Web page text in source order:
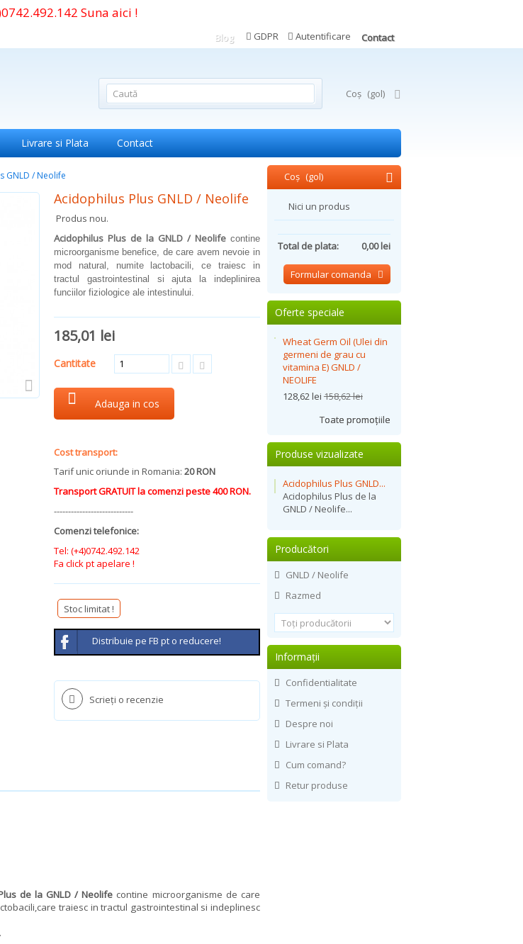
Suna aici !
Contact
Autentificare
GDPR
Blog
Coş (gol)
Livrare si Plata Contact
GNLD / Neolife
Acidophilus Plus GNLD / Neolife
Produs nou.
Acidophilus Plus de la GNLD / Neolife contine
microorganisme benefice, de care avem nevoie in
mod natural, numite lactobacili, ce traiesc in
tractul gastrointestinal si ajuta la indeplinirea
funciilor fiziologice ale intestinului.
185,01 lei
Cantitate
Adauga in cos
Cost transport:
Tarif unic oriunde in Romania: 20 RON
Transport GRATUIT la comenzi peste 400 RON.
----------------------------
Comenzi telefonice:
Tel: (+4)0742.492.142
Fa click pt apelare !
Stoc limitat !
Distribuie pe FB pt o reducere!
Scrieţi o recenzie
de la GNLD / Neolife contine microorganisme de care
traiesc in tractul gastrointestinal si indeplinesc
Coş (gol)
Nici un produs
0,00 lei
Total de plata:
Formular comanda
Oferte speciale
Wheat Germ Oil (Ulei din
germeni de grau cu
vitamina E) GNLD /
NEOLIFE
128,62 lei 158,62 lei
Toate promoțiile
Produse vizualizate
Acidophilus Plus GNLD...
Acidophilus Plus de la
GNLD / Neolife...
Producători
GNLD / Neolife
Razmed
Informaţii
Confidentialitate
Termeni și condiții
Despre noi
Livrare si Plata
Cum comand?
Retur produse